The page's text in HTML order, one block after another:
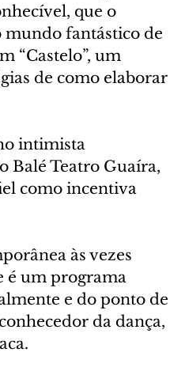
que o
fantástico de
“Castelo”, um
de como elaborar
intimista
Balé Teatro Guaíra,
como incentiva
às vezes
é um programa
e do ponto de
da dança,